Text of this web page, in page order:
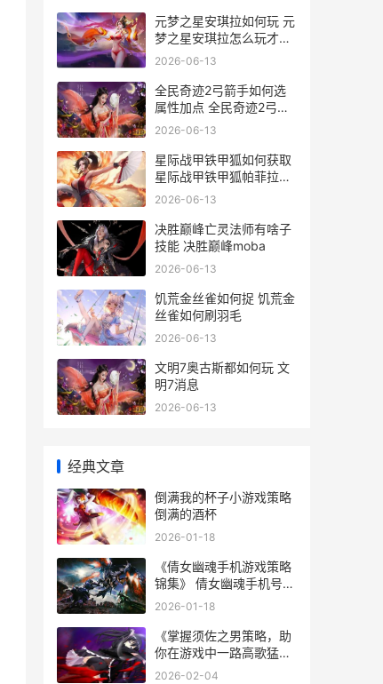
元梦之星安琪拉如何玩 元
梦之星安琪拉怎么玩才厉
害
2026-06-13
全民奇迹2弓箭手如何选
属性加点 全民奇迹2弓箭
手转什么职业好
2026-06-13
星际战甲铁甲狐如何获取
星际战甲铁甲狐帕菲拉什
么时候出现
2026-06-13
决胜巅峰亡灵法师有啥子
技能 决胜巅峰moba
2026-06-13
饥荒金丝雀如何捉 饥荒金
丝雀如何刷羽毛
2026-06-13
文明7奥古斯都如何玩 文
明7消息
2026-06-13
经典文章
倒满我的杯子小游戏策略
倒满的酒杯
2026-01-18
《倩女幽魂手机游戏策略
锦集》 倩女幽魂手机号能
换成邮箱吗
2026-01-18
《掌握须佐之男策略，助
你在游戏中一路高歌猛
进》 须佐之力是什么
2026-02-04